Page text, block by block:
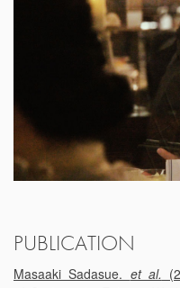
PUBLICATION
Masaaki Sadasue. et al.